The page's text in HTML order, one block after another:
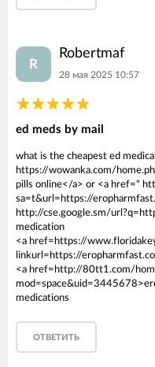
R
Robertmaf
28 мая 2025 10:57
ed meds by mail
what is the cheapest ed
https://wowanka.com/
pills online</a> or <a href="
sa=t&url=https://
http://cse.google.sm/
medication
<a href=https://
linkurl=https://
<a href=http://80tt1.com/
medications
ОТВЕТИТЬ